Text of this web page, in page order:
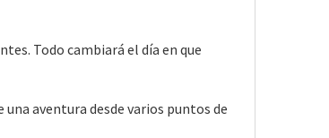
Todo cambiará el día en que
aventura desde varios puntos de